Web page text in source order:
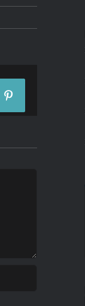
Pinterest